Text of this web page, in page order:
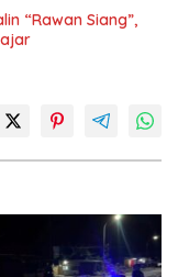
“Rawan Siang”,